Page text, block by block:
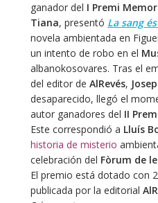
ganador del I Premi
Tiana, presentó La sang
novela ambientada en
un intento de robo en el
albanokosovares. Tras el
del editor de AlRevés,
desaparecido, llegó el
autor ganadores del II
Este correspondió a Lluís
historia de misterio
celebración del Fòrum de
El premio está dotado con
publicada por la editorial